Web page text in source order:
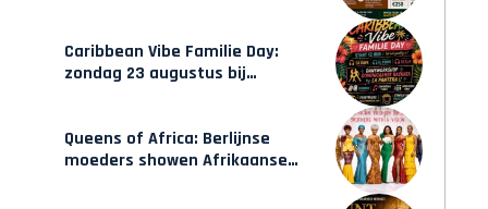
Caribbean Vibe Familie Day:
zondag 23 augustus bij
Queens of Africa: Berlijnse
moeders showen Afrikaanse